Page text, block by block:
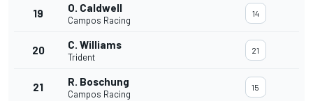
19 O. Caldwell
Campos Racing
14
20 C. Williams
Trident
21
21 R. Boschung
Campos Racing
15